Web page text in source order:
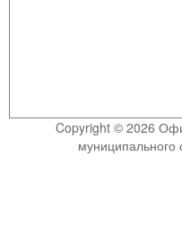
Copyright © 2026
муниципального